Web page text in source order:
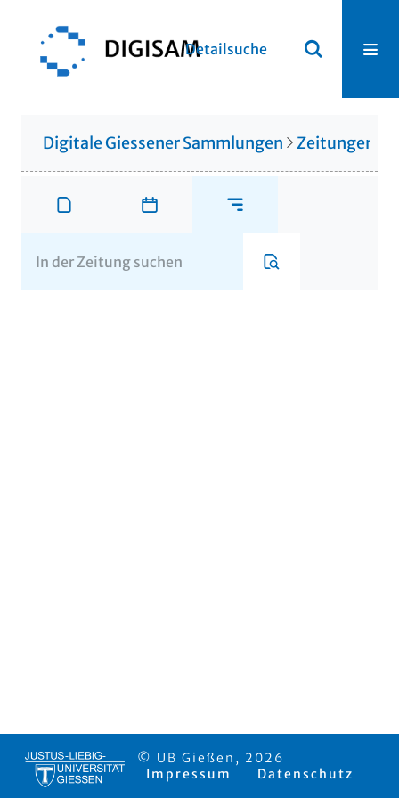
Detailsuche
Digitale Giessener Sammlungen Zeitungen
© UB Gießen, 2026
Impressum
Datenschutz